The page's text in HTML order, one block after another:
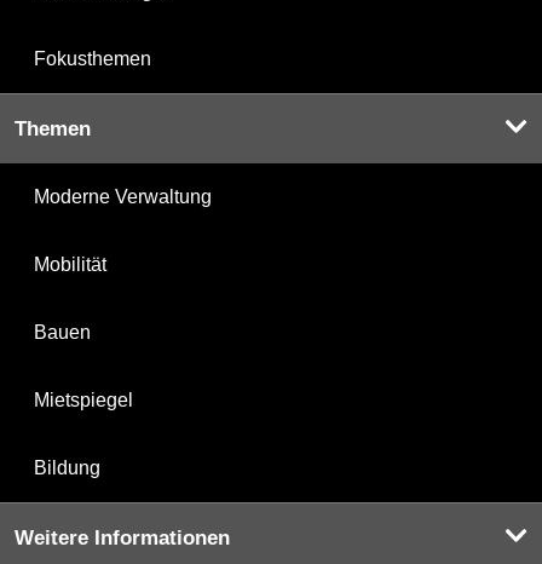
Fokusthemen
Themen
Moderne Verwaltung
Mobilität
Bauen
Mietspiegel
Bildung
Weitere Informationen